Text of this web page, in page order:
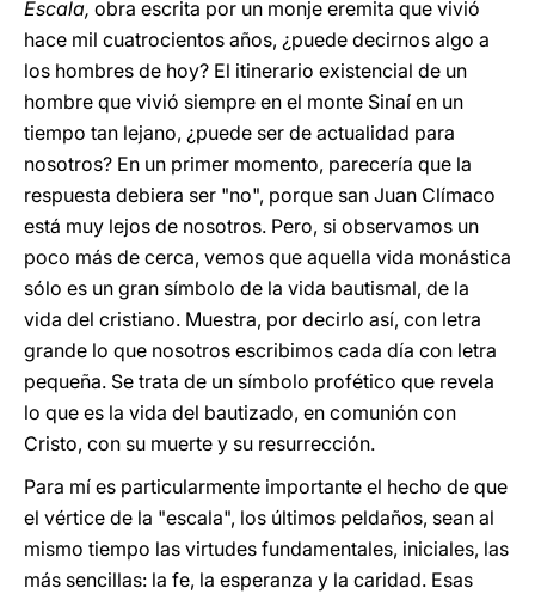
Escala, obra escrita por un monje eremita que vivió
hace mil cuatrocientos años, ¿puede decirnos algo a
los hombres de hoy? El itinerario existencial de un
hombre que vivió siempre en el monte Sinaí en un
tiempo tan lejano, ¿puede ser de actualidad para
nosotros? En un primer momento, parecería que la
respuesta debiera ser "no", porque san Juan Clímaco
está muy lejos de nosotros. Pero, si observamos un
poco más de cerca, vemos que aquella vida monástica
sólo es un gran símbolo de la vida bautismal, de la
vida del cristiano. Muestra, por decirlo así, con letra
grande lo que nosotros escribimos cada día con letra
pequeña. Se trata de un símbolo profético que revela
lo que es la vida del bautizado, en comunión con
Cristo, con su muerte y su resurrección.
Para mí es particularmente importante el hecho de que
el vértice de la "escala", los últimos peldaños, sean al
mismo tiempo las virtudes fundamentales, iniciales, las
más sencillas: la fe, la esperanza y la caridad. Esas